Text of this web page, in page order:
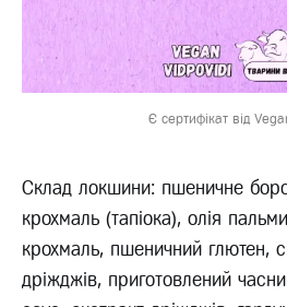
Є сертифікат від
Склад локшини: пшеничне
крохмаль (тапіока), олія
крохмаль, пшеничний глютен,
дріжджів, приготовлений